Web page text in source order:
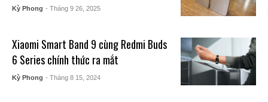
Kỳ Phong - Tháng 9 26, 2025
Xiaomi Smart Band 9 cùng Redmi Buds
6 Series chính thức ra mắt
Kỳ Phong - Tháng 8 15, 2024